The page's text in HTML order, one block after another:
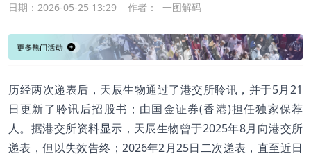
日期： 2026-05-25 13:29 作者： 一图解码
历经两次递表后，天辰生物通过了港交所聆讯，并于5月21
日更新了聆讯后招股书；由国金证券(香港)担任独家保荐
人。据港交所资料显示，天辰生物曾于2025年8月向港交所
递表，但以失效告终；2026年2月25日二次递表，直至近日